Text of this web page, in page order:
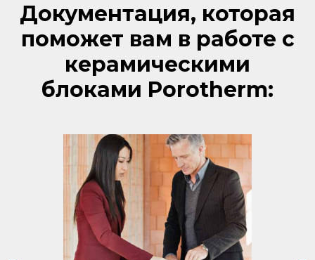
Документация, которая
поможет вам в работе с
керамическими
блоками Porotherm: